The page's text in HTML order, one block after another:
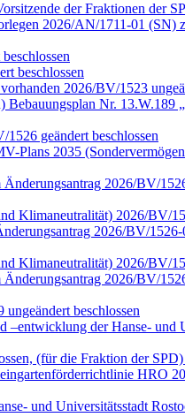
der Fraktionen der
2026/AN/1711-01 (SN)
beschlossen
2026/BV/1523
Nr. 13.W.189
geändert beschlossen
2035
Änderungsantrag 2026/BV/
Klimaneutralität) 2026/BV/
2026/BV/
Klimaneutralität) 2026/BV/
Änderungsantrag 2026/BV/
beschlossen
–entwicklung der Hanse- und
(für die Fraktion der
HRO
und Universitätsstadt